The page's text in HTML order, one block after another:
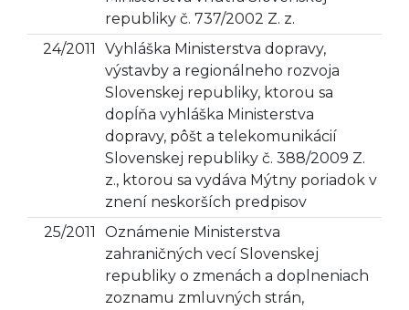
republiky č. 737/2002 Z. z.
24/2011
Vyhláška Ministerstva dopravy,
výstavby a regionálneho rozvoja
Slovenskej republiky, ktorou sa
dopĺňa vyhláška Ministerstva
dopravy, pôšt a telekomunikácií
Slovenskej republiky č. 388/2009 Z.
z., ktorou sa vydáva Mýtny poriadok v
znení neskorších predpisov
25/2011
Oznámenie Ministerstva
zahraničných vecí Slovenskej
republiky o zmenách a doplneniach
zoznamu zmluvných strán,